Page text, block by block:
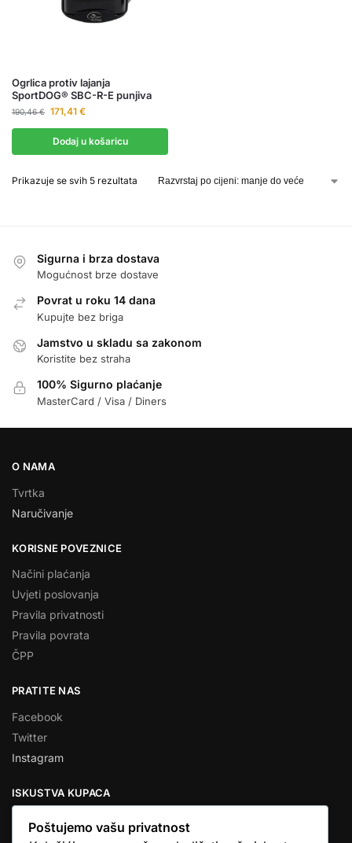
Ogrlica protiv lajanja
SportDOG® SBC-R-E punjiva
190,46€ 171,41 €
Dodaj u košaricu
Prikazuje se svih 5 rezultata
Sigurna i brza dostava
Mogućnost brze dostave
Povrat u roku 14 dana
Kupujte bez briga
Jamstvo u skladu sa zakonom
Koristite bez straha
100% Sigurno plaćanje
MasterCard / Visa / Diners
O NAMA
Tvrtka
Naručivanje
KORISNE POVEZNICE
Načini plaćanja
Uvjeti poslovanja
Pravila privatnosti
Pravila povrata
ČPP
PRATITE NAS
Facebook
Twitter
Instagram
ISKUSTVA KUPACA
Poštujemo vašu privatnost